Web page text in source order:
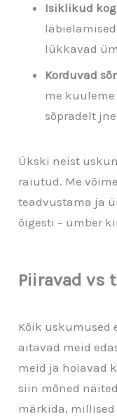
Isiklikud
lükkavad
Korduvad
me
sõpradelt
Ükski neist
raiutud. Me
teadvustama ja
õigesti – ümber
Piiravad vs
Kõik uskumused
aitavad meid
meid ja hoiavad
siin mõned
märkida,